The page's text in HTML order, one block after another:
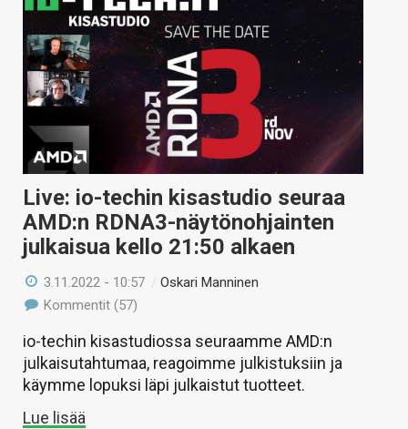
Live: io-techin kisastudio seuraa
AMD:n RDNA3-näytönohjainten
julkaisua kello 21:50 alkaen
3.11.2022 - 10:57 /Oskari Manninen
Kommentit (57)
io-techin kisastudiossa seuraamme AMD:n
julkaisutahtumaa, reagoimme julkistuksiin ja
käymme lopuksi läpi julkaistut tuotteet.
Lue lisää